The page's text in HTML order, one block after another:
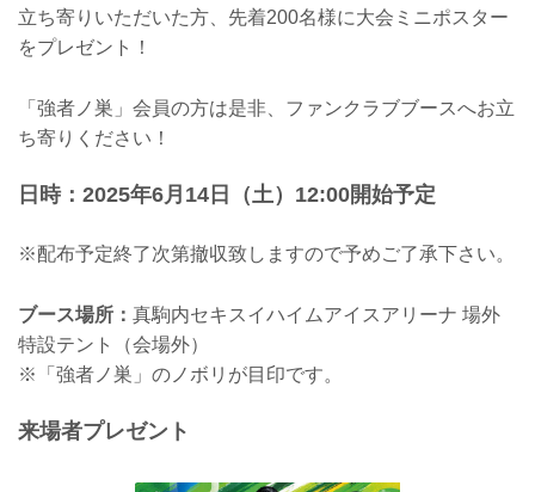
立ち寄りいただいた方、先着200名様に大会ミニポスター
をプレゼント！
「強者ノ巣」会員の方は是非、ファンクラブブースへお立
ち寄りください！
日時：2025年6月14日（土）12:00開始予定
※配布予定終了次第撤収致しますので予めご了承下さい。
ブース場所： 真駒内セキスイハイムアイスアリーナ 場外
特設テント（会場外）
※「強者ノ巣」のノボリが目印です。
来場者プレゼント